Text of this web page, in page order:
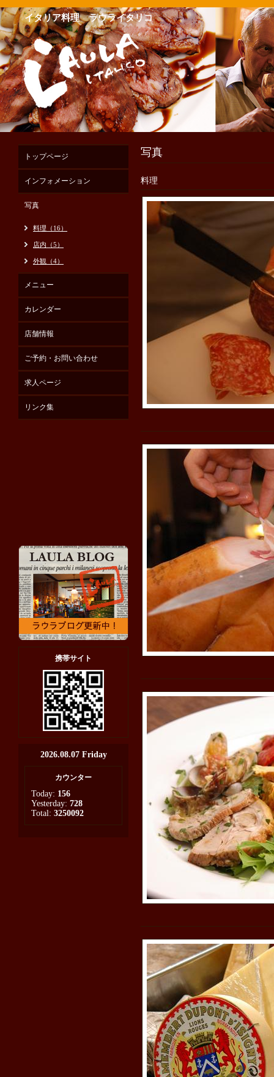
イタリア料理 ラウライタリコ
写真
料理
トップページ
インフォメーション
写真
料理（16）
店内（5）
外観（4）
メニュー
カレンダー
店舗情報
ご予約・お問い合わせ
求人ページ
リンク集
携帯サイト
2026.08.07 Friday
カウンター
Today: 156
Yesterday: 728
Total: 3250092